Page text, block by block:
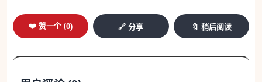
❤️ 赞一个 (0) 🔗 分享 🔖 稍后阅读